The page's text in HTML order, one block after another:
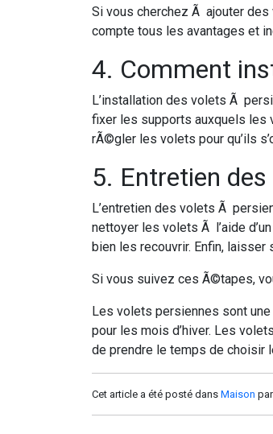
Si vous cherchez Ã ajouter
compte tous les avantages et
4. Comment
L’installation des volets Ã
fixer les supports auxquels les
rÃ©gler les volets pour qu’ils
5. Entretien
L’entretien des volets Ã
nettoyer les volets Ã l’aide
bien les recouvrir. Enfin,
Si vous suivez ces Ã©tapes,
Les volets persiennes sont
pour les mois d’hiver. Les
de prendre le temps de choisir
Cet article a été posté dans Maison par